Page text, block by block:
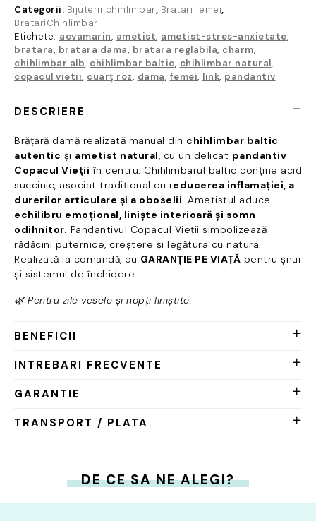
Copacul
Vieții
–
Brățara
Armoniei
Creșterii
Categorii: Bijuterii chihlimbar, Bratari femei,
BratariChihlimbar
Etichete: acvamarin, ametist, ametist-stres-anxietate,
bratara, bratara dama, bratara reglabila, charm,
chihlimbar alb, chihlimbar baltic, chihlimbar natural,
copacul vietii, cuarț roz, dama, femei, link, pandantiv
DESCRIERE
Brățară damă realizată manual din chihlimbar baltic
autentic și ametist natural, cu un delicat pandantiv
Copacul Vieții în centru. Chihlimbarul baltic conține acid
succinic, asociat tradițional cu reducerea inflamației, a
durerilor articulare și a oboselii. Ametistul aduce
echilibru emoțional, liniște interioară și somn
odihnitor. Pandantivul Copacul Vieții simbolizează
rădăcini puternice, creștere și legătura cu natura.
Realizată la comandă, cu GARANȚIE PE VIAȚĂ pentru șnur
și sistemul de închidere.
🌿 Pentru zile vesele și nopți liniștite.
BENEFICII
INTREBARI FRECVENTE
GARANTIE
TRANSPORT / PLATA
DE CE SA NE ALEGI?